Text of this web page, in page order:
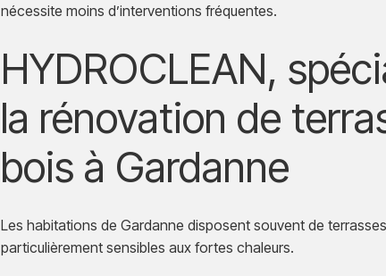
nécessite moins d’interventions fréquentes.
HYDROCLEAN,
la rénovation de
bois à Gardanne
Les habitations de Gardanne disposent souvent de
particulièrement sensibles aux fortes chaleurs.